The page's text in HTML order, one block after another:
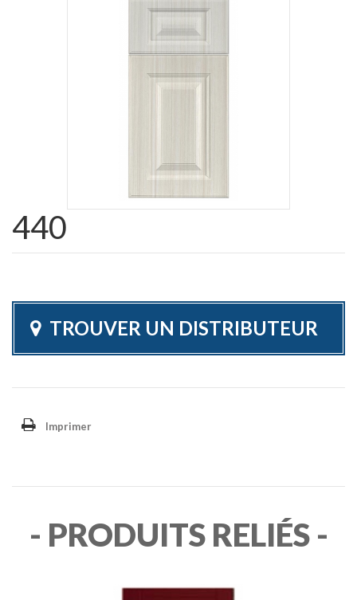
440
TROUVER UN DISTRIBUTEUR
Imprimer
- PRODUITS RELIÉS -